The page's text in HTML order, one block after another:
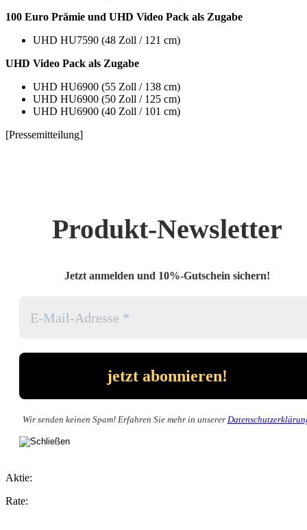
100 Euro Prämie und UHD Video Pack als Zugabe
UHD HU7590 (48 Zoll / 121 cm)
UHD Video Pack als Zugabe
UHD HU6900 (55 Zoll / 138 cm)
UHD HU6900 (50 Zoll / 125 cm)
UHD HU6900 (40 Zoll / 101 cm)
[Pressemitteilung]
Produkt-Newsletter
Jetzt anmelden und 10%-Gutschein sichern!
Wir senden keinen Spam! Erfahren Sie mehr in unserer
Aktie:
Rate: